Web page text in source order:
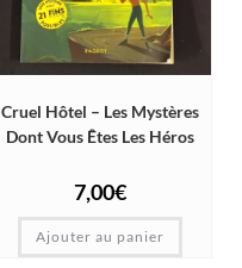
Cruel Hôtel – Les Mystères
Dont Vous Êtes Les Héros
7,00€
Ajouter au panier